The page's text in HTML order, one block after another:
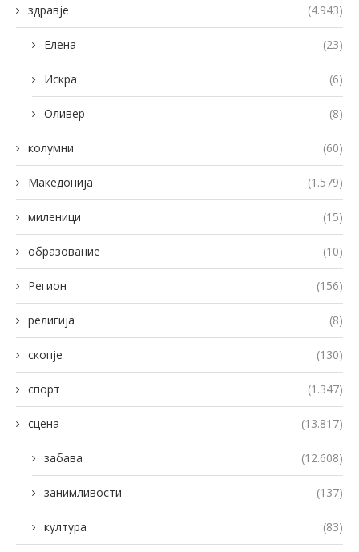
здравје (4.943)
Елена (23)
Искра (6)
Оливер (8)
колумни (60)
Македонија (1.579)
миленици (15)
образование (10)
Регион (156)
религија (8)
скопје (130)
спорт (1.347)
сцена (13.817)
забава (12.608)
занимливости (137)
култура (83)